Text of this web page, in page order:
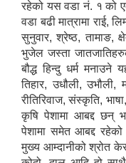
रहेको यस वडा नं. १ को
वडा बढी मात्रामा राई,
सुनुवार, श्रेष्ठ, तामाङ,
भुजेल जस्ता
बौद्ध हिन्दु धर्म मनाउने
तिहार, उधौली,
रीतिरिवाज, संस्कृति,
कृषि पेशामा आबद्द छन्
पेशामा समेत आबद्द
मुख्य आम्दानीको श्रोत